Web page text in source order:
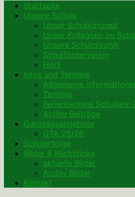
Startseite
Unsere Schule
Unser Schulkonzept
Unser Kollegium im
Unsere Schulchronik
Schulförderverein
Hort
Infos und Termine
Allgemeine
Termine
Ferientermine Schuljahr
Archiv Beiträge
Ganztagsangebote
GTA 25/26
Schulerfolge
Bilder & Rückblicke
aktuelle Bilder
Archiv Bilder
Kontakt